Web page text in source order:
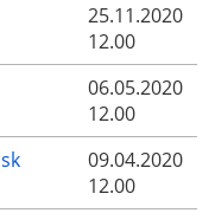
25.11.2020
12.00
06.05.2020
12.00
09.04.2020
12.00